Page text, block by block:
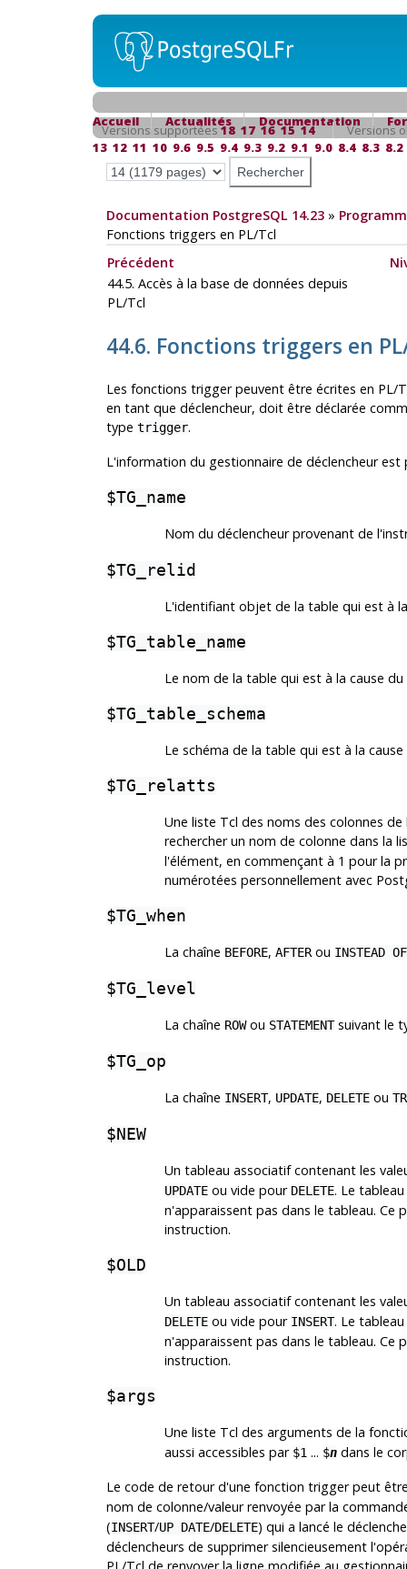
Accueil Actualités Documentation
Versions supportées18 17 16 15 14
Versions
13 12 11 10 9.6 9.5 9.4 9.3 9.2 9.1 9.0 8.4 8.3 8.2
Documentation PostgreSQL 14.23»
Fonctions triggers en PL/Tcl
Précédent
44.5. Accès à la base de données depuis
PL/Tcl
44.6. Fonctions triggers en
Les fonctions trigger peuvent être écrites en PL/
en tant que déclencheur, doit être déclarée
type trigger.
L'information du gestionnaire de déclencheur est
$TG_name
Nom du déclencheur provenant de
$TG_relid
L'identifiant objet de la table qui est à
$TG_table_name
Le nom de la table qui est à la cause
$TG_table_schema
Le schéma de la table qui est à la
$TG_relatts
Une liste Tcl des noms des colonnes
rechercher un nom de colonne dans la
l'élément, en commençant à 1 pour la
numérotées personnellement avec
$TG_when
La chaîne BEFORE, AFTERou INSTEAD OF
$TG_level
La chaîne ROWou STATEMENTsuivant le
$TG_op
La chaîne INSERT, UPDATE, DELETEou
$NEW
Un tableau associatif contenant les
UPDATEou vide pour DELETE. Le
n'apparaissent pas dans le tableau. Ce
instruction.
$OLD
Un tableau associatif contenant les
DELETEou vide pour INSERT. Le
n'apparaissent pas dans le tableau. Ce
instruction.
$args
Une liste Tcl des arguments de la
aussi accessibles par $1... $ndans le
Le code de retour d'une fonction trigger peut
nom de colonne/valeur renvoyée par la
(INSERT/UP DATE/DELETE) qui a lancé le
déclencheurs de supprimer silencieusement